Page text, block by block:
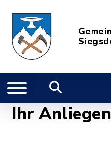
Ihr Anliegen